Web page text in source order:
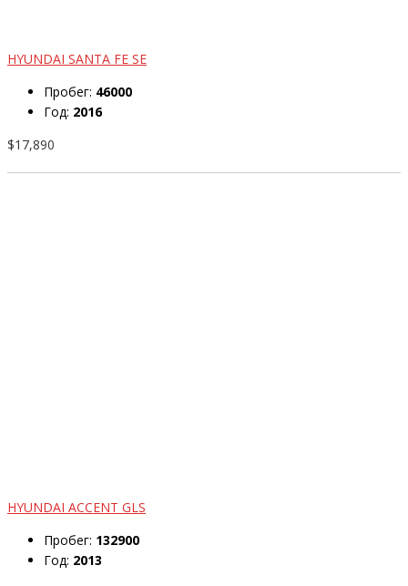
HYUNDAI SANTA FE SE
Пробег: 46000
Год: 2016
$17,890
HYUNDAI ACCENT GLS
Пробег: 132900
Год: 2013